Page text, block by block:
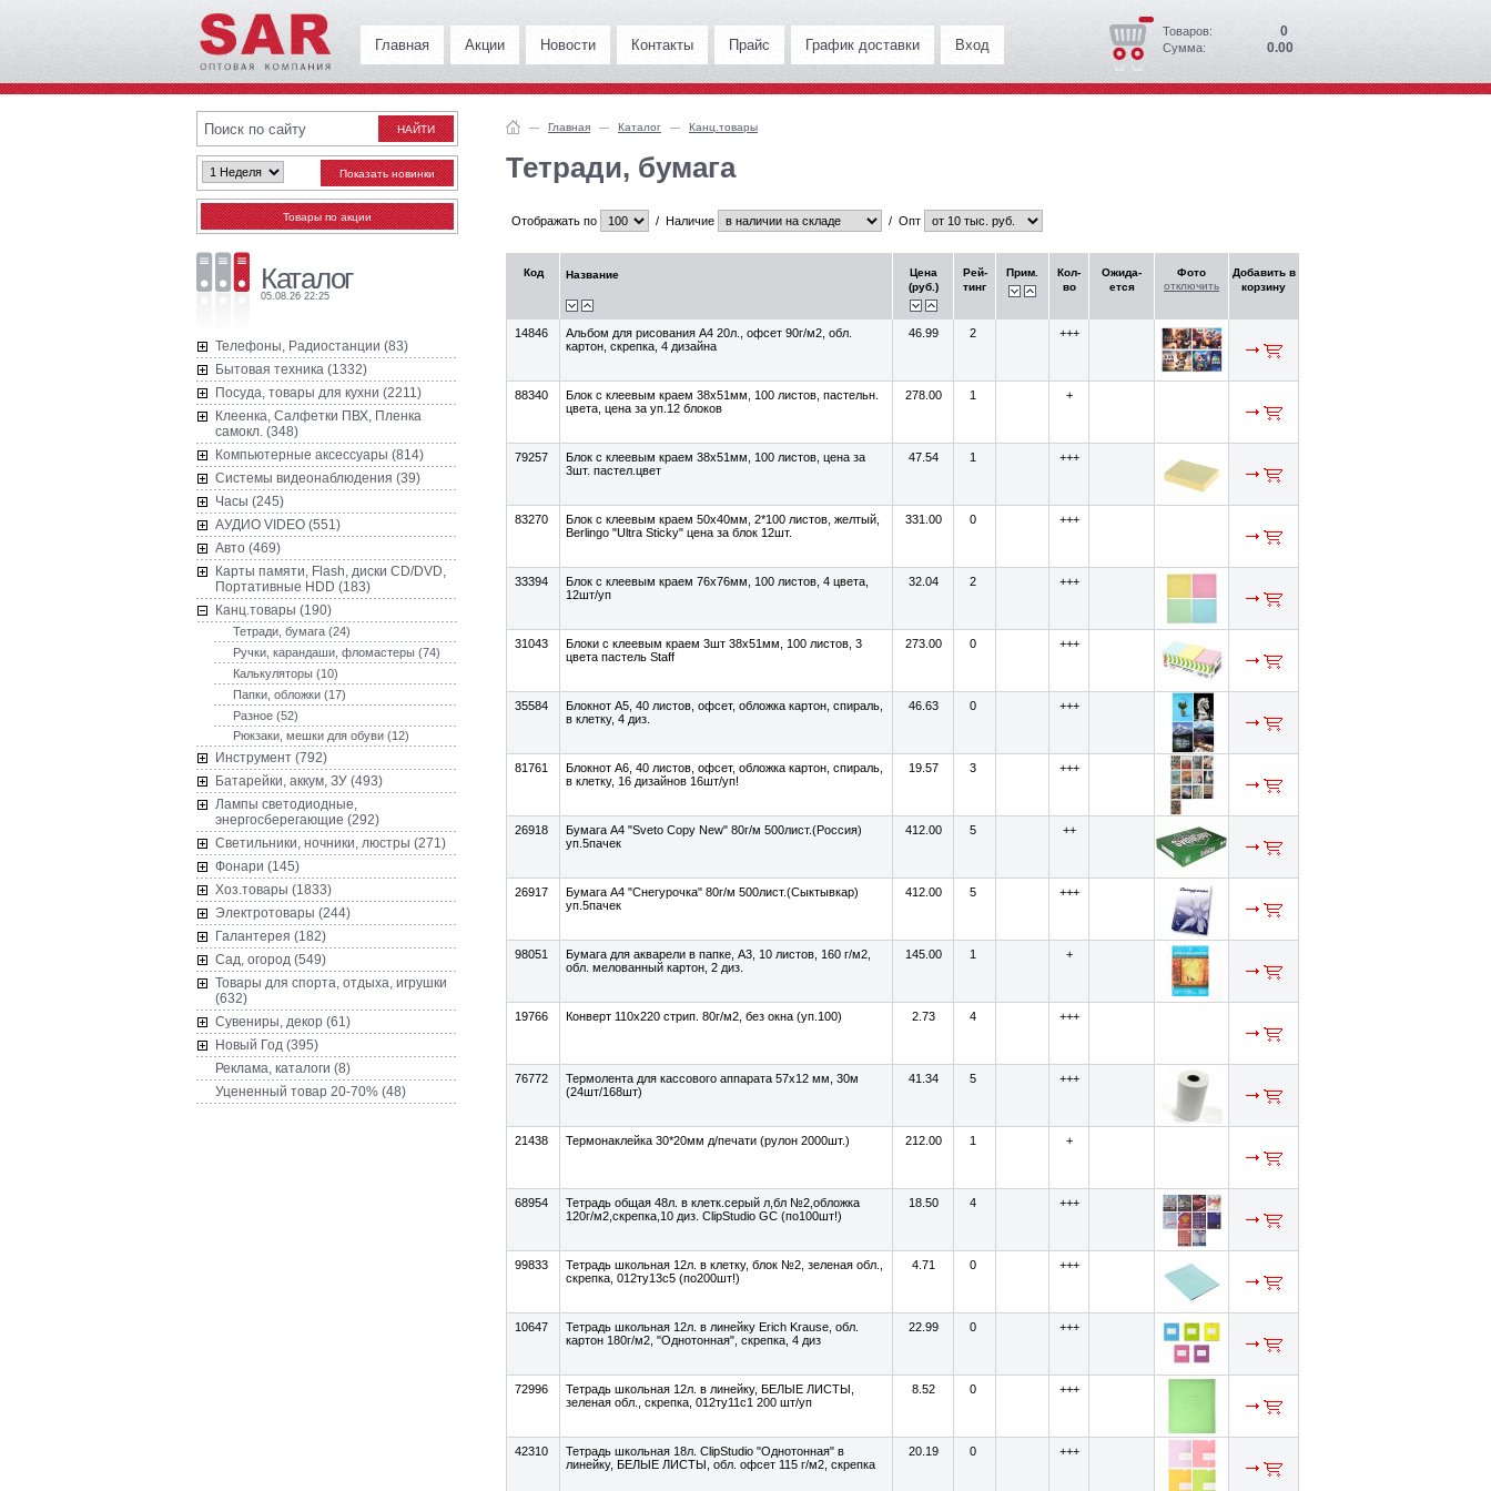
Главная Акции Новости Контакты Прайс График доставки Вход
Товаров: 0
Сумма: 0.00
Каталог
05.08.26 22:25
Телефоны, Радиостанции (83)
Бытовая техника (1332)
Посуда, товары для кухни (2211)
Клеенка, Салфетки ПВХ, Пленка
самокл. (348)
Компьютерные аксессуары (814)
Системы видеонаблюдения (39)
Часы (245)
AУДИО VIDEO (551)
Авто (469)
Карты памяти, Flash, диски CD/DVD,
Портативные HDD (183)
Канц.товары (190)
Тетради, бумага (24)
Ручки, карандаши, фломастеры (74)
Калькуляторы (10)
Папки, обложки (17)
Разное (52)
Рюкзаки, мешки для обуви (12)
Инструмент (792)
Батарейки, аккум, ЗУ (493)
Лампы светодиодные,
энергосберегающие (292)
Светильники, ночники, люстры (271)
Фонари (145)
Хоз.товары (1833)
Электротовары (244)
Галантерея (182)
Сад, огород (549)
Товары для спорта, отдыха, игрушки
(632)
Сувениры, декор (61)
Новый Год (395)
Реклама, каталоги (8)
Уцененный товар 20-70% (48)
Главная Каталог Канц.товары
Тетради, бумага
Отображать по / Наличие / Опт
Код Название
Цена
(руб.)
Рей-
тинг
Прим.
Кол-
во
Ожида-
ется
Фото
отключить
Добавить в
корзину
14846
Альбом для рисования A4 20л., офсет 90г/м2, обл.
картон, скрепка, 4 дизайна
46.99 2 +++
88340
Блок с клеевым краем 38x51мм, 100 листов, пастельн.
цвета, цена за уп.12 блоков
278.00 1 +
79257
Блок с клеевым краем 38x51мм, 100 листов, цена за
3шт. пастел.цвет
47.54 1 +++
83270
Блок с клеевым краем 50x40мм, 2*100 листов, желтый,
Berlingo "Ultra Sticky" цена за блок 12шт.
331.00 0 +++
33394
Блок с клеевым краем 76x76мм, 100 листов, 4 цвета,
12шт/уп
32.04 2 +++
31043
Блоки с клеевым краем 3шт 38x51мм, 100 листов, 3
цвета пастель Staff
273.00 0 +++
35584
Блокнот А5, 40 листов, офсет, обложка картон, спираль,
в клетку, 4 диз.
46.63 0 +++
81761
Блокнот А6, 40 листов, офсет, обложка картон, спираль,
в клетку, 16 дизайнов 16шт/уп!
19.57 3 +++
26918
Бумага А4 "Sveto Copy New" 80г/м 500лист.(Россия)
уп.5пачек
412.00 5 ++
26917
Бумага А4 "Снегурочка" 80г/м 500лист.(Сыктывкар)
уп.5пачек
412.00 5 +++
98051
Бумага для акварели в папке, A3, 10 листов, 160 г/м2,
обл. мелованный картон, 2 диз.
145.00 1 +
19766 Конверт 110х220 стрип. 80г/м2, без окна (уп.100) 2.73 4 +++
76772
Термолента для кассового аппарата 57х12 мм, 30м
(24шт/168шт)
41.34 5 +++
21438 Термонаклейка 30*20мм д/печати (рулон 2000шт.) 212.00 1 +
68954
Тетрадь общая 48л. в клетк.серый л,бл №2,обложка
120г/м2,скрепка,10 диз. ClipStudio GC (по100шт!)
18.50 4 +++
99833
Тетрадь школьная 12л. в клетку, блок №2, зеленая обл.,
скрепка, 012ту13с5 (по200шт!)
4.71 0 +++
10647
Тетрадь школьная 12л. в линейку Erich Krause, обл.
картон 180г/м2, "Однотонная", скрепка, 4 диз
22.99 0 +++
72996
Тетрадь школьная 12л. в линейку, БЕЛЫЕ ЛИСТЫ,
зеленая обл., скрепка, 012ту11с1 200 шт/уп
8.52 0 +++
42310
Тетрадь школьная 18л. ClipStudio "Однотонная" в
линейку, БЕЛЫЕ ЛИСТЫ, обл. офсет 115 г/м2, скрепка
20.19 0 +++